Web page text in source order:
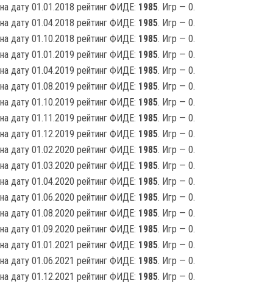
на дату 01.01.2018 рейтинг ФИДЕ: 1985. Игр — 0.
на дату 01.04.2018 рейтинг ФИДЕ: 1985. Игр — 0.
на дату 01.10.2018 рейтинг ФИДЕ: 1985. Игр — 0.
на дату 01.01.2019 рейтинг ФИДЕ: 1985. Игр — 0.
на дату 01.04.2019 рейтинг ФИДЕ: 1985. Игр — 0.
на дату 01.08.2019 рейтинг ФИДЕ: 1985. Игр — 0.
на дату 01.10.2019 рейтинг ФИДЕ: 1985. Игр — 0.
на дату 01.11.2019 рейтинг ФИДЕ: 1985. Игр — 0.
на дату 01.12.2019 рейтинг ФИДЕ: 1985. Игр — 0.
на дату 01.02.2020 рейтинг ФИДЕ: 1985. Игр — 0.
на дату 01.03.2020 рейтинг ФИДЕ: 1985. Игр — 0.
на дату 01.04.2020 рейтинг ФИДЕ: 1985. Игр — 0.
на дату 01.06.2020 рейтинг ФИДЕ: 1985. Игр — 0.
на дату 01.08.2020 рейтинг ФИДЕ: 1985. Игр — 0.
на дату 01.09.2020 рейтинг ФИДЕ: 1985. Игр — 0.
на дату 01.01.2021 рейтинг ФИДЕ: 1985. Игр — 0.
на дату 01.06.2021 рейтинг ФИДЕ: 1985. Игр — 0.
на дату 01.12.2021 рейтинг ФИДЕ: 1985. Игр — 0.